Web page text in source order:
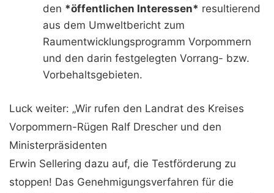
den *öffentlichen Interessen* resultierend
aus dem Umweltbericht zum
Raumentwicklungsprogramm Vorpommern
und den darin festgelegten Vorrang- bzw.
Vorbehaltsgebieten.
Luck weiter: „Wir rufen den Landrat des Kreises
Vorpommern-Rügen Ralf Drescher und den
Ministerpräsidenten
Erwin Sellering dazu auf, die Testförderung zu
stoppen! Das Genehmigungsverfahren für die